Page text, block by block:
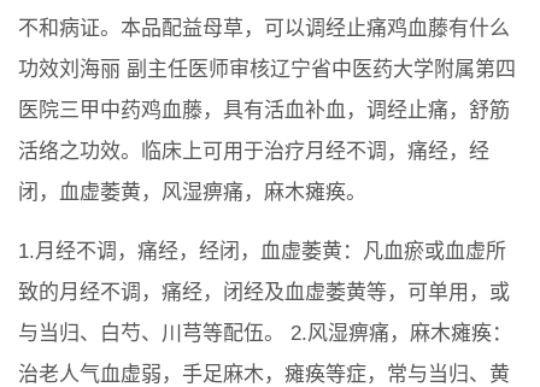
不和病证。本品配益母草，可以调经止痛鸡血藤有什么
功效刘海丽 副主任医师审核辽宁省中医药大学附属第四
医院三甲中药鸡血藤，具有活血补血，调经止痛，舒筋
活络之功效。临床上可用于治疗月经不调，痛经，经
闭，血虚萎黄，风湿痹痛，麻木瘫痪。
1.月经不调，痛经，经闭，血虚萎黄：凡血瘀或血虚所
致的月经不调，痛经，闭经及血虚萎黄等，可单用，或
与当归、白芍、川芎等配伍。 2.风湿痹痛，麻木瘫痪：
治老人气血虚弱，手足麻木，瘫痪等症，常与当归、黄